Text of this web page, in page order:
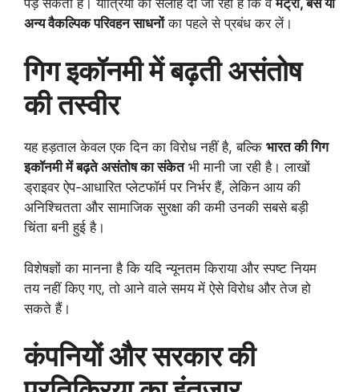
अन्य वैकल्पिक परिवहन साधनोंका पहले से प्रबंध कर लें।
गिग इकॉनमी में बढ़ती असंतोष
की तस्वीर
यह हड़ताल केवल एक दिन का विरोध नहीं है, बल्कि भारत की गिग
इकॉनमी में बढ़ते असंतोष का संकेतभी मानी जा रही है। लाखों
ड्राइवर ऐप-आधारित प्लेटफॉर्म पर निर्भर हैं, लेकिन आय की
अनिश्चितता और सामाजिक सुरक्षा की कमी उनकी सबसे बड़ी
चिंता बनी हुई है।
विशेषज्ञों का मानना है कि यदि न्यूनतम किराया और स्पष्ट नियम
तय नहीं किए गए, तो आने वाले समय में ऐसे विरोध और तेज हो
सकते हैं।
कंपनियों और सरकार की